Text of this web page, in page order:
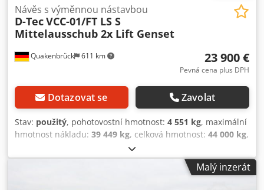
Quakenbrück 611 km
Návěs s výměnnou nástavbou
D-TecVCC-01/FT LS S
Mittelausschub 2x Lift Genset
23 900 €
Pevná cena plus DPH
Dotazovat se Zavolat
Stav: použitý, pohotovostní hmotnost: 4 551 kg, maximální
hmotnost nákladu: 39 449 kg, celková hmotnost: 44 000 kg,
3 nápravy
celková délka:24 700 mm, celková šířka:12 800 mm,
vzduch, rozměr
Malý inzerát